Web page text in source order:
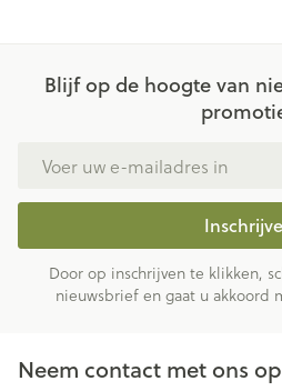
Blijf op de hoogte van
Door op inschrijven te klikken,
nieuwsbrief en gaat u akkoord
Neem contact met ons op